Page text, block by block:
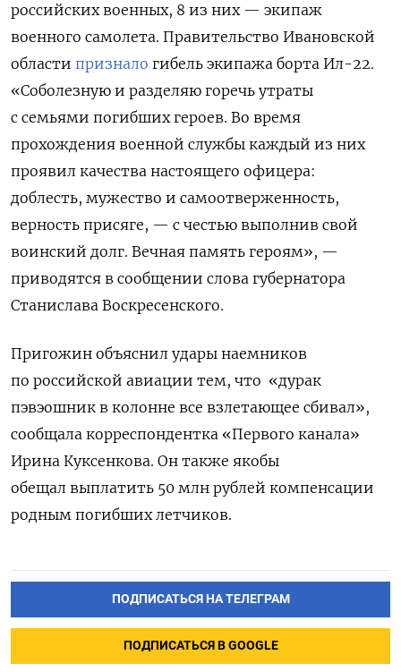
Подписывайтесь на The Moscow
Times в Telegram —
@moscowtimes_ru
российских военных, 8 из них — экипаж
военного самолета. Правительство Ивановской
области признало гибель экипажа борта Ил-22.
«Соболезную и разделяю горечь утраты
с семьями погибших героев. Во время
прохождения военной службы каждый из них
проявил качества настоящего офицера:
доблесть, мужество и самоотверженность,
верность присяге, — с честью выполнив свой
воинский долг. Вечная память героям», —
приводятся в сообщении слова губернатора
Станислава Воскресенского.
Пригожин объяснил удары наемников
по российской авиации тем, что «дурак
пэвэошник в колонне все взлетающее сбивал»,
сообщала корреспондентка «Первого канала»
Ирина Куксенкова. Он также якобы
обещал выплатить 50 млн рублей компенсации
родным погибших летчиков.
ПОДПИСАТЬСЯ НА ТЕЛЕГРАМ
ПОДПИСАТЬСЯ В GOOGLE